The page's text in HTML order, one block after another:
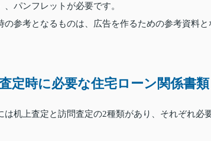
、パンフレットが必要です。
の参考となるものは、広告を作るための参考資料
定時に必要な住宅ローン関係書類
は机上査定と訪問査定の2種類があり、それぞれ必